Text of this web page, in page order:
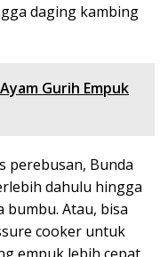
daging kambing
Gurih Empuk
perebusan, Bunda
dahulu hingga
bumbu. Atau, bisa
cooker untuk